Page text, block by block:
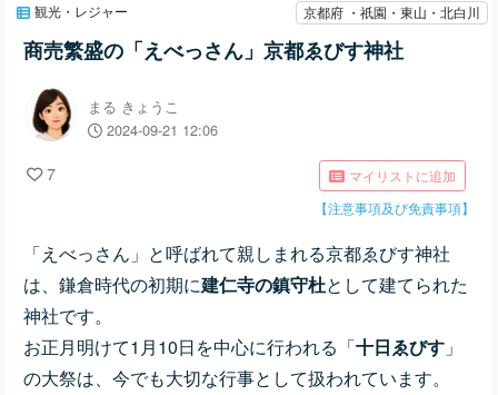
観光・レジャー 京都府 ・祇園・東山・北白川
商売繁盛の「えべっさん」京都ゑびす神社
まる きょうこ
2024-09-21 12:06
7
マイリストに追加
【注意事項及び免責事項】
「えべっさん」と呼ばれて親しまれる京都ゑびす神社
は、鎌倉時代の初期に建仁寺の鎮守杜として建てられた
神社です。
お正月明けて1月10日を中心に行われる「十日ゑびす 」
の大祭は、今でも大切な行事として扱われています。